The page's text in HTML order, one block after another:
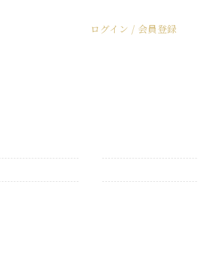
ログイン / 会員登録
カトラリー
仏具・仏花